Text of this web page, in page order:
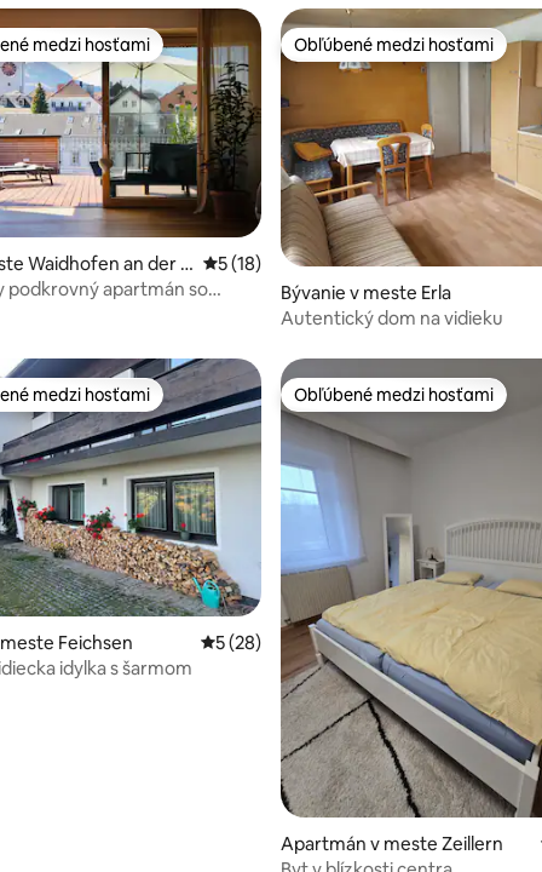
z 5, počet hodnotení: 65
medzi hosťami
medzi hosťami
Waidhofen an der Y Priemerné ohodnotenie 5 z 5, počet
5 (18)
podkrovný apartmán so
Obľúbené medzi hosťami
Obľúbené medzi hosťami
Bývanie v meste Erla
Autentický dom na vidieku
5 z 5, počet hodnotení: 42
medzi hosťami
medzi hosťami
Feichsen Priemerné ohodnotenie 5 z 5, počet
5 (28)
idylka s šarmom
Obľúbené medzi hosťami
Obľúbené medzi hosťami
Apartmán v meste Zeillern